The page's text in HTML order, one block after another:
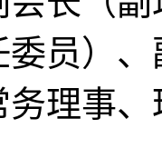
员）
务理事